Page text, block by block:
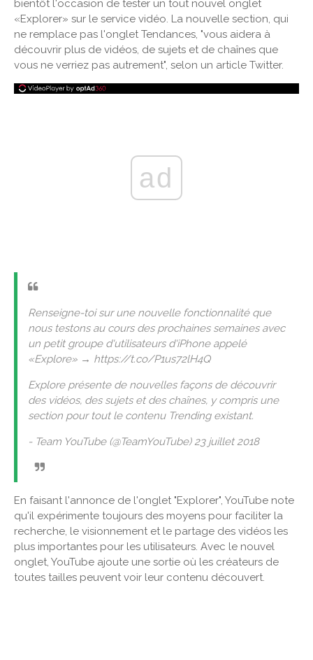
bientôt l'occasion de tester un tout nouvel onglet
«Explorer» sur le service vidéo. La nouvelle section, qui
ne remplace pas l'onglet Tendances, "vous aidera à
découvrir plus de vidéos, de sujets et de chaînes que
vous ne verriez pas autrement", selon un article Twitter.
ad
Renseigne-toi sur une nouvelle fonctionnalité que
nous testons au cours des prochaines semaines avec
un petit groupe d'utilisateurs d'iPhone appelé
«Explore» → https://t.co/P1us72lH4Q
Explore présente de nouvelles façons de découvrir
des vidéos, des sujets et des chaînes, y compris une
section pour tout le contenu Trending existant.
- Team YouTube (@TeamYouTube) 23 juillet 2018
En faisant l'annonce de l'onglet "Explorer", YouTube note
qu'il expérimente toujours des moyens pour faciliter la
recherche, le visionnement et le partage des vidéos les
plus importantes pour les utilisateurs. Avec le nouvel
onglet, YouTube ajoute une sortie où les créateurs de
toutes tailles peuvent voir leur contenu découvert.